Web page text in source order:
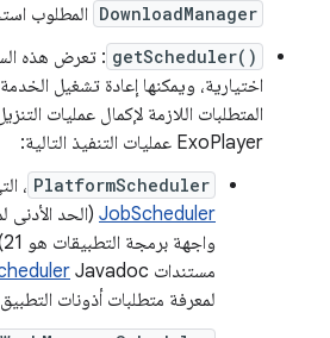
DownloadManager المطلوب
getScheduler() : تعرض هذه
اختيارية، ويمكنها إعادة تشغيل
المتطلبات اللازمة لإكمال عمليات
ExoPlayer عمليات التنفيذ التالية:
PlatformScheduler ،
JobScheduler (الحد الأدنى
مستندات Javadoc
لمعرفة متطلبات أذونات